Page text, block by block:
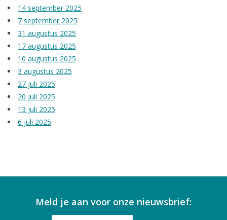
14 september 2025
7 september 2025
31 augustus 2025
17 augustus 2025
10 augustus 2025
3 augustus 2025
27 juli 2025
20 juli 2025
13 juli 2025
6 juli 2025
Meld je aan voor onze nieuwsbrief: